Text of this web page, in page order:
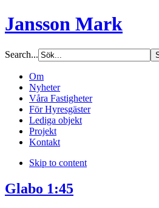
Jansson Mark
Search...
Om
Nyheter
Våra Fastigheter
För Hyresgäster
Lediga objekt
Projekt
Kontakt
Skip to content
Glabo 1:45